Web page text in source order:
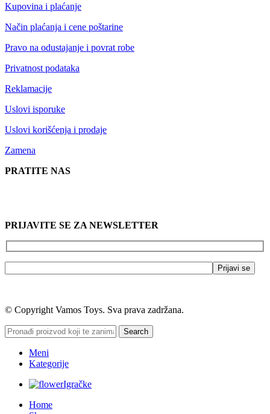
Kupovina i plaćanje
Način plaćanja i cene poštarine
Pravo na odustajanje i povrat robe
Privatnost podataka
Reklamacije
Uslovi isporuke
Uslovi korišćenja i prodaje
Zamena
PRATITE NAS
PRIJAVITE SE ZA NEWSLETTER
© Copyright Vamos Toys. Sva prava zadržana.
Search
Meni
Kategorije
Igračke
Home